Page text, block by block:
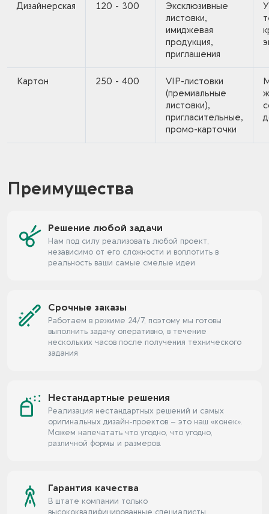
Дизайнерская 120 - 300
Эксклюзивные
листовки,
имиджевая
продукция,
приглашения
Картон 250 - 400
VIP-листовки
(премиальные
листовки),
пригласительные,
промо-карточки
Преимущества
Решение любой задачи
Нам под силу реализовать любой проект,
независимо от его сложности и воплотить в
реальность ваши самые смелые идеи
Срочные заказы
Работаем в режиме 24/7, поэтому мы готовы
выполнить задачу оперативно, в течение
нескольких часов после получения технического
задания
Нестандартные решения
Реализация нестандартных решений и самых
оригинальных дизайн-проектов – это наш «конек».
Можем напечатать что угодно, что угодно,
различной формы и размеров.
Гарантия качества
В штате компании только
высококвалифицированные специалисты